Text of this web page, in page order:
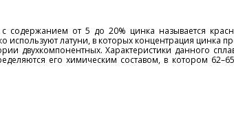
содержанием от 5 до 20% цинка называется
используют латуни, в которых концентрация цинка
двухкомпонентных. Характеристики данного
его химическим составом, в котором